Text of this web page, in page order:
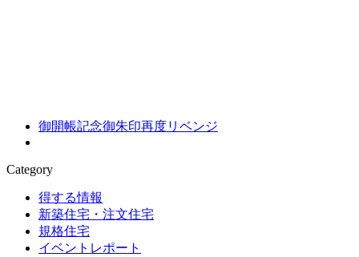
御開帳記念御朱印再度リベンジ
Category
得する情報
新築住宅・注文住宅
規格住宅
イベントレポート